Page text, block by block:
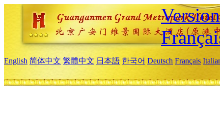
English 简体中文 繁體中文 日本語 한국어 Deutsch Français